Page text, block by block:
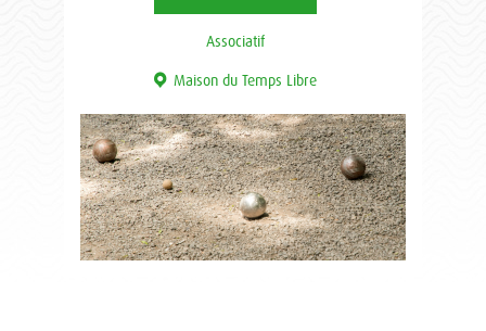
Associatif
Maison du Temps Libre